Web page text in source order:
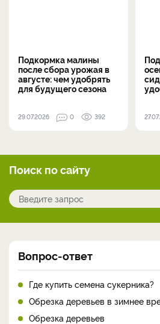
Подкормка малины
после сбора урожая в
августе: чем удобрять
для будущего сезона
29.07.2026 0 392
Поиск по сайту
Вопрос-ответ
Где купить семена сукерника?
Обрезка деревьев в зимнее
Обрезка деревьев